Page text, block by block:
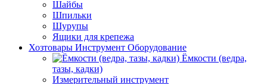
Шайбы
Шпильки
Шурупы
Ящики для крепежа
Хозтовары Инструмент Оборудование
Ёмкости (ведра,
тазы, кадки)
Измерительный инструмент